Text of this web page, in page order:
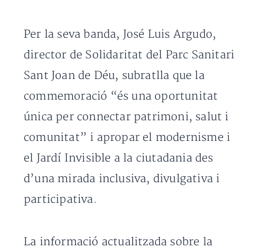
Per la seva banda, José Luis Argudo,
director de Solidaritat del Parc Sanitari
Sant Joan de Déu, subratlla que la
commemoració “és una oportunitat
única per connectar patrimoni, salut i
comunitat” i apropar el modernisme i
el Jardí Invisible a la ciutadania des
d’una mirada inclusiva, divulgativa i
participativa.
La informació actualitzada sobre la